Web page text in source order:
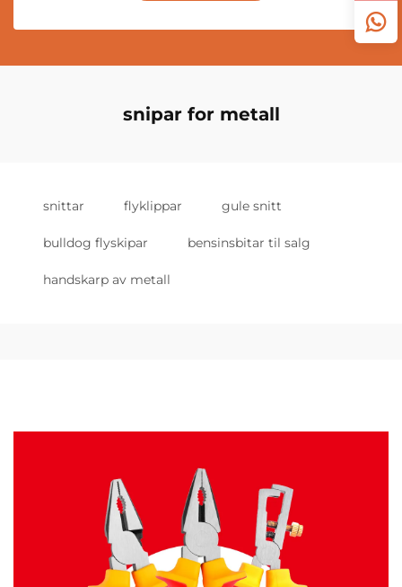
snipar for metall
snittar flyklippar gule snitt
bulldog flyskipar bensinsbitar til salg
handskarp av metall